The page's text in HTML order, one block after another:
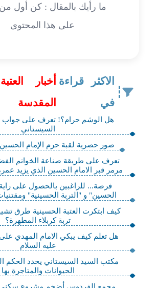
ما رأيك بالمقال : كن أول
على هذا المحتوى
الاكثر قراءة
في
أخبار
المقدسة
هل الوشم حرام؟! تعرف على جواب
السيستاني
صور حصرية لقبة حرم الإمام الحسين
تعرف على طريقة صناعة الخواتم
مرمر قبر الامام الحسين الذي يزيد عمره عن
فرصة... للراغبين بالحصول على راية
الحسين" و "التربة الحسينية"
كيف ابتكرت العتبة الحسينية طرق
تربة كربلاء المطهرة؟
هل تعلم كيف يبكي الامام المهدي
عليه السلام
مكتب السيد السيستاني يحدد الحكم
الحيوانات والمتاجرة بها